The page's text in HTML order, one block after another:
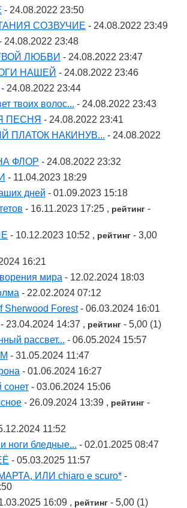
- 24.08.2022 23:50
СОЗВУЧИЕ - 24.08.2022 23:49
24.08.2022 23:48
ЛЮБВИ - 24.08.2022 23:47
НАШЕЙ - 24.08.2022 23:46
- 24.08.2022 23:44
твоих волос... - 24.08.2022 23:43
ПЕСНЯ - 24.08.2022 23:41
ПЛАТОК НАКИНУВ... - 24.08.2022
ФЛОР - 24.08.2022 23:32
- 11.04.2023 18:29
дней - 01.09.2023 15:18
- 16.11.2023 17:25 , рейтинг -
- 10.12.2023 10:52 , рейтинг - 3,00
16:21
мира - 12.02.2024 18:03
- 22.02.2024 07:12
Sherwood Forest- 06.03.2024 16:01
- 23.04.2024 14:37 , рейтинг - 5,00 (1)
рассвет... - 06.05.2024 15:57
- 31.05.2024 11:47
- 01.06.2024 16:27
сонет - 03.06.2024 15:06
- 26.09.2024 13:39 , рейтинг -
11:52
ноги бледные... - 02.01.2025 08:47
- 05.03.2025 11:57
ИЛИ chiaro e scuro* -
16:09 , рейтинг - 5,00 (1)